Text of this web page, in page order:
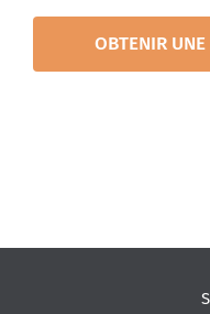
OBTENIR